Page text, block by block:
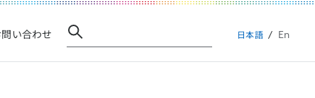
問い合わせ 日本語 En